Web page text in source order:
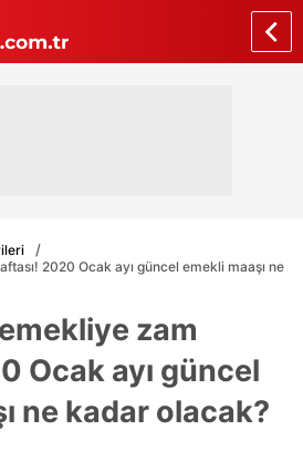
2020 Ocak ayı güncel emekli maaşı ne
zam
Ocak ayı güncel
ne kadar olacak?